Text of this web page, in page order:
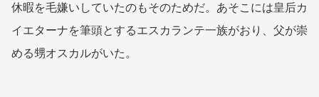
休暇を毛嫌いしていたのもそのためだ。あそこには皇后カ
イエターナを筆頭とするエスカランテ一族がおり、父が崇
める甥オスカルがいた。